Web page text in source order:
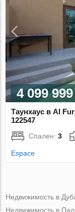
4 099
Таунхаус в Al
122547
Спален:3
Espace
Недвижимость в
Недвижимость в